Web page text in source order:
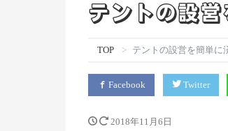
テントの設
TOP テントの設営を簡単に
Facebook Twitter
2018年11月6日